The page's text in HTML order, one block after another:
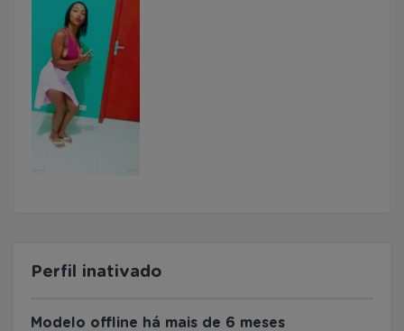
Perfil inativado
Modelo offline há mais de 6 meses